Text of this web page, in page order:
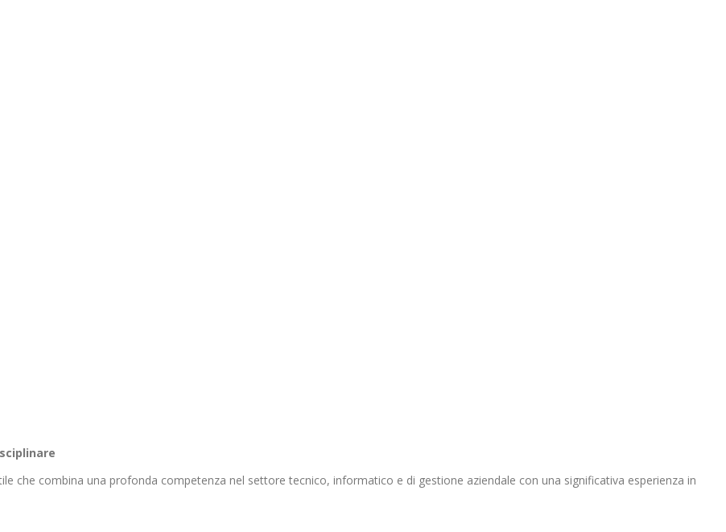
che combina una profonda competenza nel settore tecnico, informatico e di gestione aziendale con una significativa esperienza in